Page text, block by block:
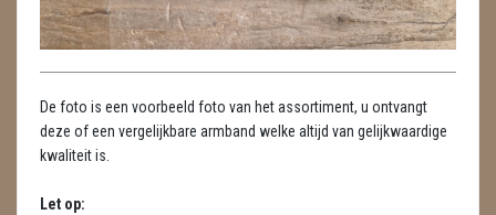
HARTEN
KAARSEN
LAMPEN
MASSAGE
De foto is een voorbeeld foto van het assortiment, u ontvangt
deze of een vergelijkbare armband welke altijd van gelijkwaardige
kwaliteit is.
Let op: